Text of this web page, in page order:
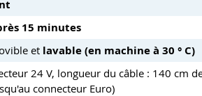
15 minutes
et lavable (en machine à 30 ° C)
24 V, longueur du câble : 140 cm
connecteur Euro)